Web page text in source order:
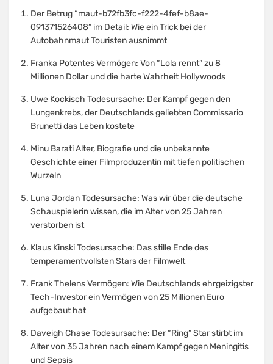
Der Betrug “maut-b72fb3fc-f222-4fef-b8ae-
091371526408” im Detail: Wie ein Trick bei der
Autobahnmaut Touristen ausnimmt
Franka Potentes Vermögen: Von “Lola rennt” zu 8
Millionen Dollar und die harte Wahrheit Hollywoods
Uwe Kockisch Todesursache: Der Kampf gegen den
Lungenkrebs, der Deutschlands geliebten Commissario
Brunetti das Leben kostete
Minu Barati Alter, Biografie und die unbekannte
Geschichte einer Filmproduzentin mit tiefen politischen
Wurzeln
Luna Jordan Todesursache: Was wir über die deutsche
Schauspielerin wissen, die im Alter von 25 Jahren
verstorben ist
Klaus Kinski Todesursache: Das stille Ende des
temperamentvollsten Stars der Filmwelt
Frank Thelens Vermögen: Wie Deutschlands ehrgeizigster
Tech-Investor ein Vermögen von 25 Millionen Euro
aufgebaut hat
Daveigh Chase Todesursache: Der “Ring” Star stirbt im
Alter von 35 Jahren nach einem Kampf gegen Meningitis
und Sepsis